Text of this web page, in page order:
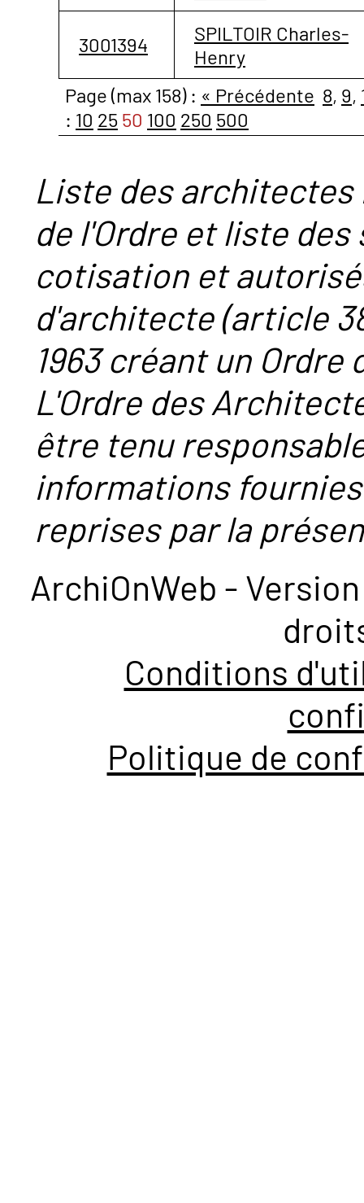
3001394
SPILTOIR Charles-
Henry
Page (max 158) : « Précédente 8, 9,
: 10 25 50 100 250 500
Liste des
de l'Ordre et liste
cotisation et
d'architecte (article
1963 créant un
L'Ordre des
être tenu
informations
reprises par la
ArchiOnWeb -
Conditions
Politique de